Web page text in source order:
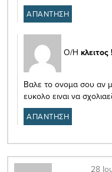
ΑΠΑΝΤΗΣΗ
Ο/Η κλειτος !
Βαλε το ονομα σου αν
ευκολο ειναι να
ΑΠΑΝΤΗΣΗ
28